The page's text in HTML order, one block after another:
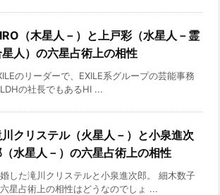
（木星人－）と上戸彩（水星人－霊
人）の六星占術上の相性
のリーダーで、EXILE系グループの芸能事務
の社長でもあるHI ...
クリステル（火星人－）と小泉進次
（水星人－）の六星占術上の相性
した滝川クリステルと小泉進次郎。 細木数子
星占術上の相性はどうなのでしょ ...